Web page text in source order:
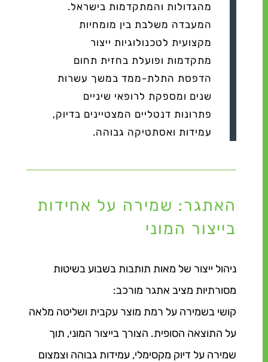
מהגדולות והמתקדמות בישראל.
המעבדה משלבת בין מומחיות
מקצועית לטכנולוגיות ייצור
מתקדמות ופועלת בחזית תחום
הדפסת התלת-ממד במשך עשרות
שנים ומספקת לרופאי שיניים
פתרונות דנטליים המצטיינים בדיוק,
עמידות ואסתטיקה גבוהה.
האתגר: שמירה על אחידות
בייצור המוני
ניהול ייצור של מאות תותבות בשבוע בשיטות
מסורתיות מציב אתגר מורכב:
קושי בשמירה על רמת מוצר עקבית ושליטה מלאה
על התוצאה הסופית. הצורך בייצור המוני, תוך
שמירה על דיוק מקסימלי, עמידות גבוהה וצמצום